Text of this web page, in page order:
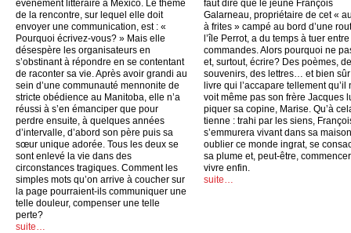
événement littéraire à Mexico. Le thème
de la rencontre, sur lequel elle doit
envoyer une communication, est : «
Pourquoi écrivez-vous? » Mais elle
désespère les organisateurs en
s’obstinant à répondre en se contentant
de raconter sa vie. Après avoir grandi au
sein d’une communauté mennonite de
stricte obédience au Manitoba, elle n’a
réussi à s’en émanciper que pour
perdre ensuite, à quelques années
d’intervalle, d’abord son père puis sa
sœur unique adorée. Tous les deux se
sont enlevé la vie dans des
circonstances tragiques. Comment les
simples mots qu’on arrive à coucher sur
la page pourraient-ils communiquer une
telle douleur, compenser une telle
perte?
suite…
faut dire que le jeune François
Galarneau, propriétaire de cet «
à frites » campé au bord d’une
l’île Perrot, a du temps à tuer
commandes. Alors pourquoi ne
et, surtout, écrire? Des poèmes,
souvenirs, des lettres… et bien
livre qui l’accapare tellement qu’il
voit même pas son frère Jacques
piquer sa copine, Marise. Qu’à
tienne : trahi par les siens,
s’emmurera vivant dans sa
oublier ce monde ingrat, se
sa plume et, peut-être,
vivre enfin.
suite…